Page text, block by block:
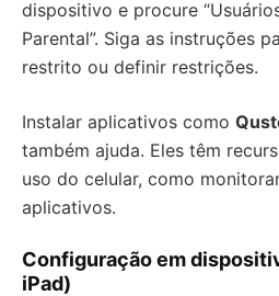
dispositivo e procure
Parental”. Siga as instruções
restrito ou definir restrições.
Instalar aplicativos como
também ajuda. Eles têm
uso do celular, como
aplicativos.
Configuração em
iPad)